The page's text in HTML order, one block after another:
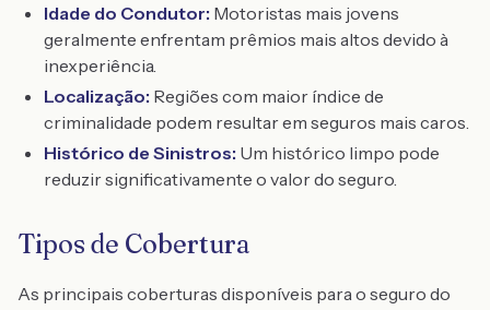
Idade do Condutor: Motoristas mais jovens
geralmente enfrentam prêmios mais altos devido à
inexperiência.
Localização: Regiões com maior índice de
criminalidade podem resultar em seguros mais caros.
Histórico de Sinistros: Um histórico limpo pode
reduzir significativamente o valor do seguro.
Tipos de Cobertura
As principais coberturas disponíveis para o seguro do